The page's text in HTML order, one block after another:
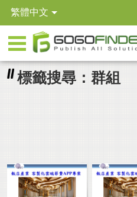
繁體中文
標籤搜尋：群組